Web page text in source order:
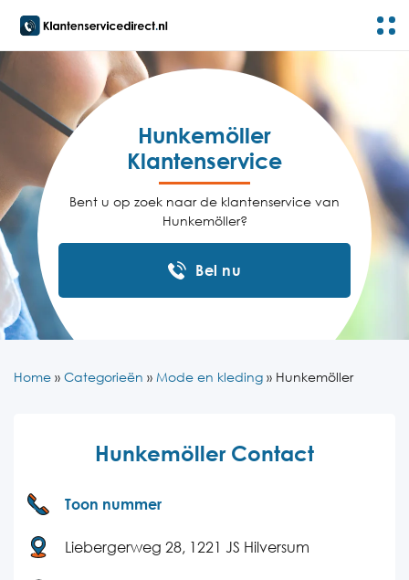
Hunkemöller
Klantenservice
Bent u op zoek naar de klantenservice van
Hunkemöller?
Bel nu
Home » Categorieën » Mode en kleding » Hunkemöller
Hunkemöller Contact
Toon nummer
Liebergerweg 28, 1221 JS Hilversum